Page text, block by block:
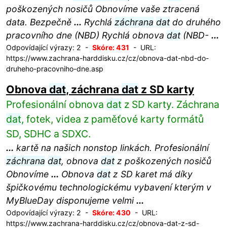
poškozených nosičů Obnovíme vaše ztracená
data. Bezpečně ... Rychlá záchrana datdo druhého
pracovního dne (NBD) Rychlá obnova dat(NBD- ...
Odpovídající výrazy: 2 - Skóre: 431 - URL:
https://www.zachrana-harddisku.cz/cz/obnova-dat-nbd-do-
druheho-pracovniho-dne.asp
Obnova dat, záchrana datz SD karty
Profesionální obnova datz SD karty. Záchrana
dat, fotek, videa z paměťové karty formátů
SD, SDHC a SDXC.
... kartě na našich nonstop linkách. Profesionální
záchrana dat, obnova datz poškozených nosičů
Obnovíme ... Obnova datz SD karet má díky
špičkovému technologickému vybavení kterým v
MyBlueDay disponujeme velmi...
Odpovídající výrazy: 2 - Skóre: 430 - URL:
https://www.zachrana-harddisku.cz/cz/obnova-dat-z-sd-